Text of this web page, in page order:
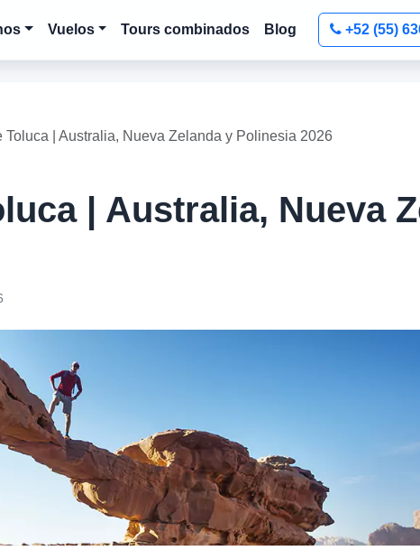
Vuelos Tours combinados Blog +52 (55)
Toluca | Australia, Nueva Zelanda y Polinesia 2026
| Australia, Nueva